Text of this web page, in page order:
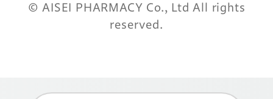
© AISEI PHARMACY Co., Ltd All rights
reserved.